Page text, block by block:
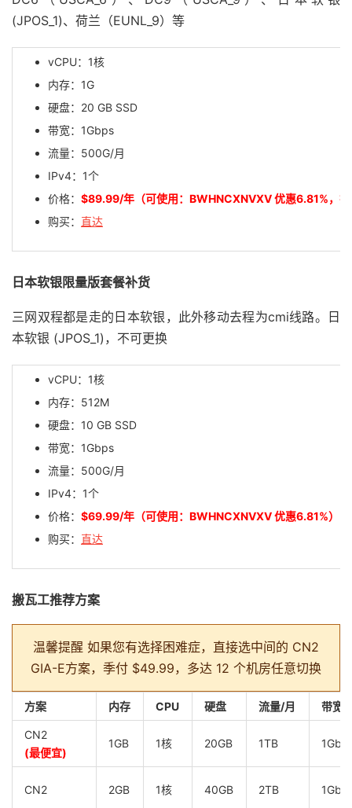
(JPOS_1)、荷兰（EUNL_9）等
vCPU：1核
内存：1G
硬盘：20 GB SSD
带宽：1Gbps
流量：500G/月
IPv4：1个
价格： $89.99/年（可使用：BWHNCXNVXV 优惠6.81%，
购买： 直达
日本软银限量版套餐补货
三网双程都是走的日本软银，此外移动去程为cmi线路。日
本软银 (JPOS_1)，不可更换
vCPU：1核
内存：512M
硬盘：10 GB SSD
带宽：1Gbps
流量：500G/月
IPv4：1个
价格： $69.99/年（可使用：BWHNCXNVXV 优惠6.81%）
购买： 直达
搬瓦工推荐方案
温馨提醒 如果您有选择困难症，直接选中间的 CN2
GIA-E方案，季付 $49.99，多达 12 个机房任意切换
方案 内存 CPU 硬盘 流量/月 带宽
CN2
(最便宜)
1GB 1核 20GB 1TB
CN2 2GB 1核 40GB 2TB